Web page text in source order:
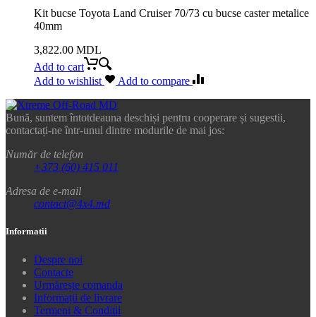
Kit bucse Toyota Land Cruiser 70/73 cu bucse caster metalice
40mm
3,822.00 MDL
Add to cart
Add to wishlist
Add to compare
Bună, suntem întotdeauna deschiși pentru cooperare și sugestii,
contactați-ne într-unul dintre modurile de mai jos:
Număr de telefon
+373 (60) 415 011
Adresa de e-mail
contact@4x4.md
Informatii
Despre noi
Contacte
Urmărește comanda
Informații de livrare
Termeni & Conditii